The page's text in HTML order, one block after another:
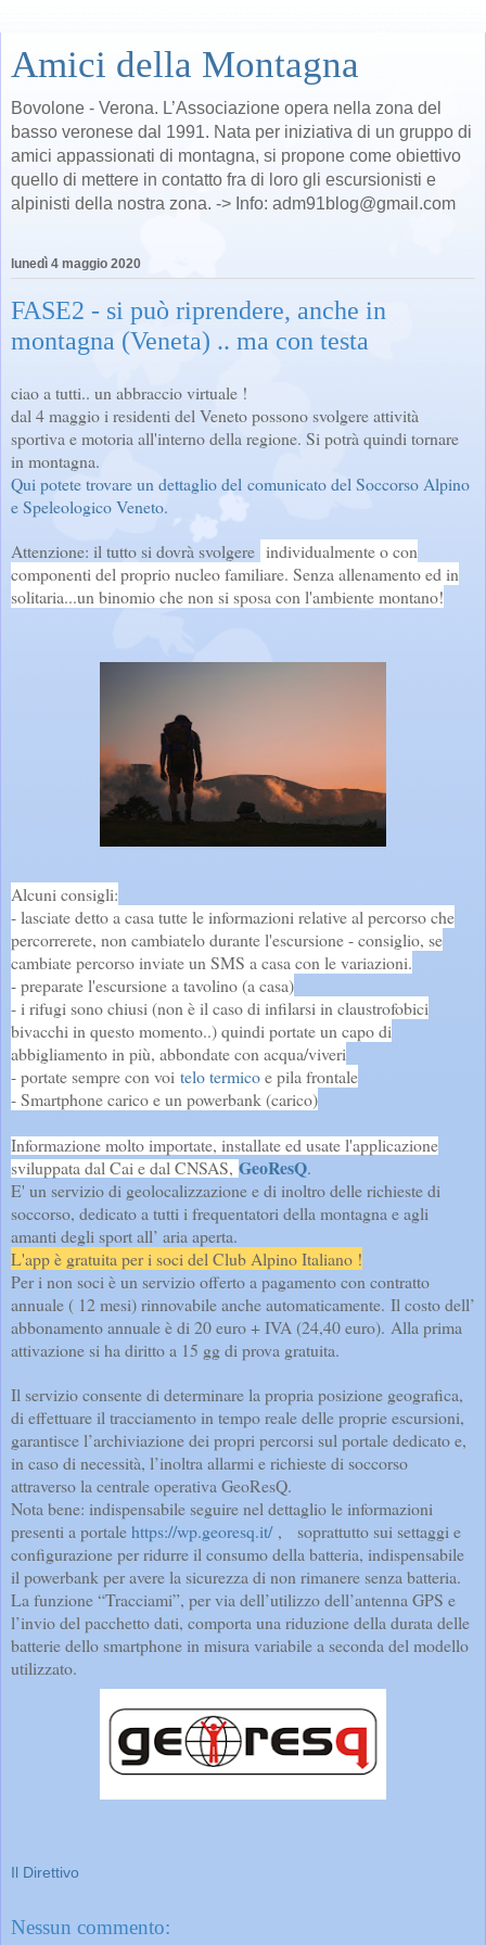
Amici della Montagna
Bovolone - Verona. L’Associazione opera nella zona del
basso veronese dal 1991. Nata per iniziativa di un gruppo di
amici appassionati di montagna, si propone come obiettivo
quello di mettere in contatto fra di loro gli escursionisti e
alpinisti della nostra zona. -> Info: adm91blog@gmail.com
lunedì 4 maggio 2020
FASE2 - si può riprendere, anche in
montagna (Veneta) .. ma con testa
ciao a tutti.. un abbraccio virtuale !
dal 4 maggio i residenti del Veneto possono svolgere attività
sportiva e motoria all'interno della regione. Si potrà quindi tornare
in montagna.
Qui potete trovare un dettaglio del comunicato del Soccorso Alpino
e Speleologico Veneto.
Attenzione: il tutto si dovrà svolgere individualmente o con
componenti del proprio nucleo familiare. Senza allenamento ed in
solitaria...un binomio che non si sposa con l'ambiente montano!
Alcuni consigli:
- lasciate detto a casa tutte le informazioni relative al percorso che
percorrerete, non cambiatelo durante l'escursione - consiglio, se
cambiate percorso inviate un SMS a casa con le variazioni.
- preparate l'escursione a tavolino (a casa)
- i rifugi sono chiusi (non è il caso di infilarsi in claustrofobici
bivacchi in questo momento..) quindi portate un capo di
abbigliamento in più, abbondate con acqua/viveri
- portate sempre con voi telo termicoe pila frontale
- Smartphone carico e un powerbank (carico)
Informazione molto importate, installate ed usate l'applicazione
sviluppata dal Cai e dal CNSAS, GeoResQ.
E' un servizio di geolocalizzazione e di inoltro delle richieste di
soccorso, dedicato a tutti i frequentatori della montagna e agli
amanti degli sport all’ aria aperta.
L'app è gratuita per i soci del Club Alpino Italiano !
Per i non soci è un servizio offerto a pagamento con contratto
annuale ( 12 mesi) rinnovabile anche automaticamente. Il costo dell’
abbonamento annuale è di 20 euro + IVA (24,40 euro). Alla prima
attivazione si ha diritto a 15 gg di prova gratuita.
Il servizio consente di determinare la propria posizione geografica,
di effettuare il tracciamento in tempo reale delle proprie escursioni,
garantisce l’archiviazione dei propri percorsi sul portale dedicato e,
in caso di necessità, l’inoltra allarmi e richieste di soccorso
attraverso la centrale operativa GeoResQ.
Nota bene: indispensabile seguire nel dettaglio le informazioni
presenti a portalehttps://wp.georesq.it/, soprattutto sui settaggi e
configurazione per ridurre il consumo della batteria, indispensabile
il powerbank per avere la sicurezza di non rimanere senza batteria.
La funzione “Tracciami”, per via dell’utilizzo dell’antenna GPS e
l’invio del pacchetto dati, comporta una riduzione della durata delle
batterie dello smartphone in misura variabile a seconda del modello
utilizzato.
Il Direttivo
Nessun commento: